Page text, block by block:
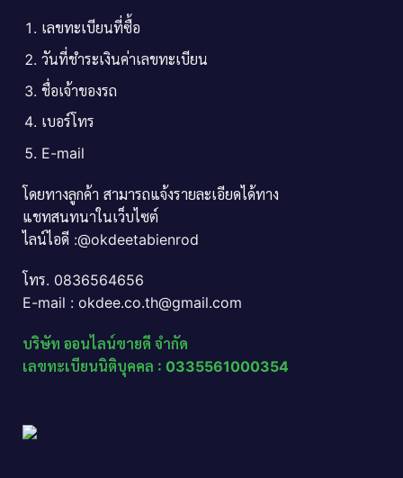
เลขทะเบียนที่ซื้อ
วันที่ชำระเงินค่าเลขทะเบียน
ชื่อเจ้าของรถ
เบอร์โทร
E-mail
โดยทางลูกค้า สามารถแจ้งรายละเอียดได้ทาง
แชทสนทนาในเว็บไซต์
ไลน์ไอดี :@okdeetabienrod
โทร. 0836564656
E-mail : okdee.co.th@gmail.com
บริษัท ออนไลน์ขายดี จำกัด
เลขทะเบียนนิติบุคคล : 0335561000354